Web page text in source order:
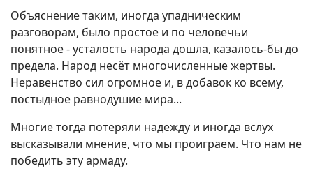
Объяснение таким, иногда упадническим
разговорам, было простое и по человечьи
понятное - усталость народа дошла, казалось-бы до
предела. Народ несёт многочисленные жертвы.
Неравенство сил огромное и, в добавок ко всему,
постыдное равнодушие мира...
Многие тогда потеряли надежду и иногда вслух
высказывали мнение, что мы проиграем. Что нам не
победить эту армаду.